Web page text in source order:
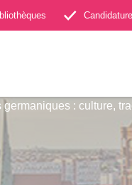
germaniques : culture,